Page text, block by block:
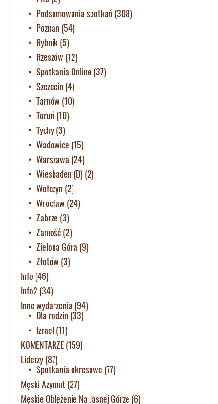
Podsumowania spotkań (308)
Poznan (54)
Rybnik(5)
Rzeszów (12)
Spotkania Online (37)
Szczecin (4)
Tarnów (10)
Toruń (10)
Tychy(3)
Wadowice (15)
Warszawa (24)
Wiesbaden (D) (2)
Wołczyn (2)
Wrocław (24)
Zabrze (3)
Zamość(2)
Zielona Góra (9)
Złotów (3)
Info (46)
Info2 (34)
Inne wydarzenia (94)
Dla rodzin (33)
Izrael (11)
KOMENTARZE(159)
Liderzy(87)
Spotkania okresowe (77)
Męski Azymut (27)
Męskie Oblężenie Na Jasnej Górze (6)